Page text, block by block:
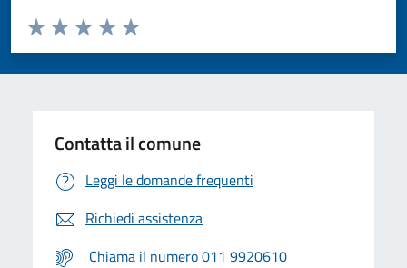
Valuta da 1 a 5 stelle la pagina
Valuta 5 stelle su 5
Valuta 4 stelle su 5
Valuta 3 stelle su 5
Valuta 2 stelle su 5
Valuta 1 stelle su 5
Contatta il comune
Leggi le domande frequenti
Richiedi assistenza
Chiama il numero 011 9920610